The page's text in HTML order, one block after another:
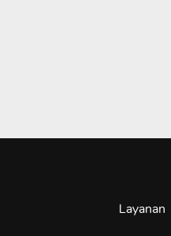
Layanan